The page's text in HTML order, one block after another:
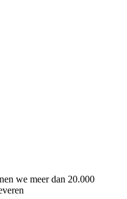
we meer dan 20.000